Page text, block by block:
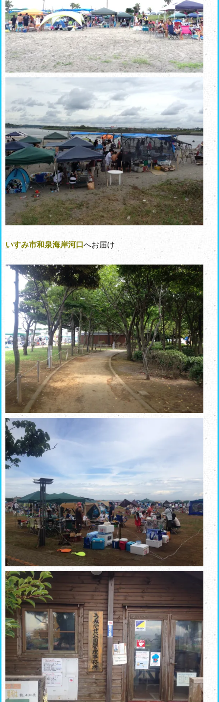
いすみ市和泉海岸河口 へお届け